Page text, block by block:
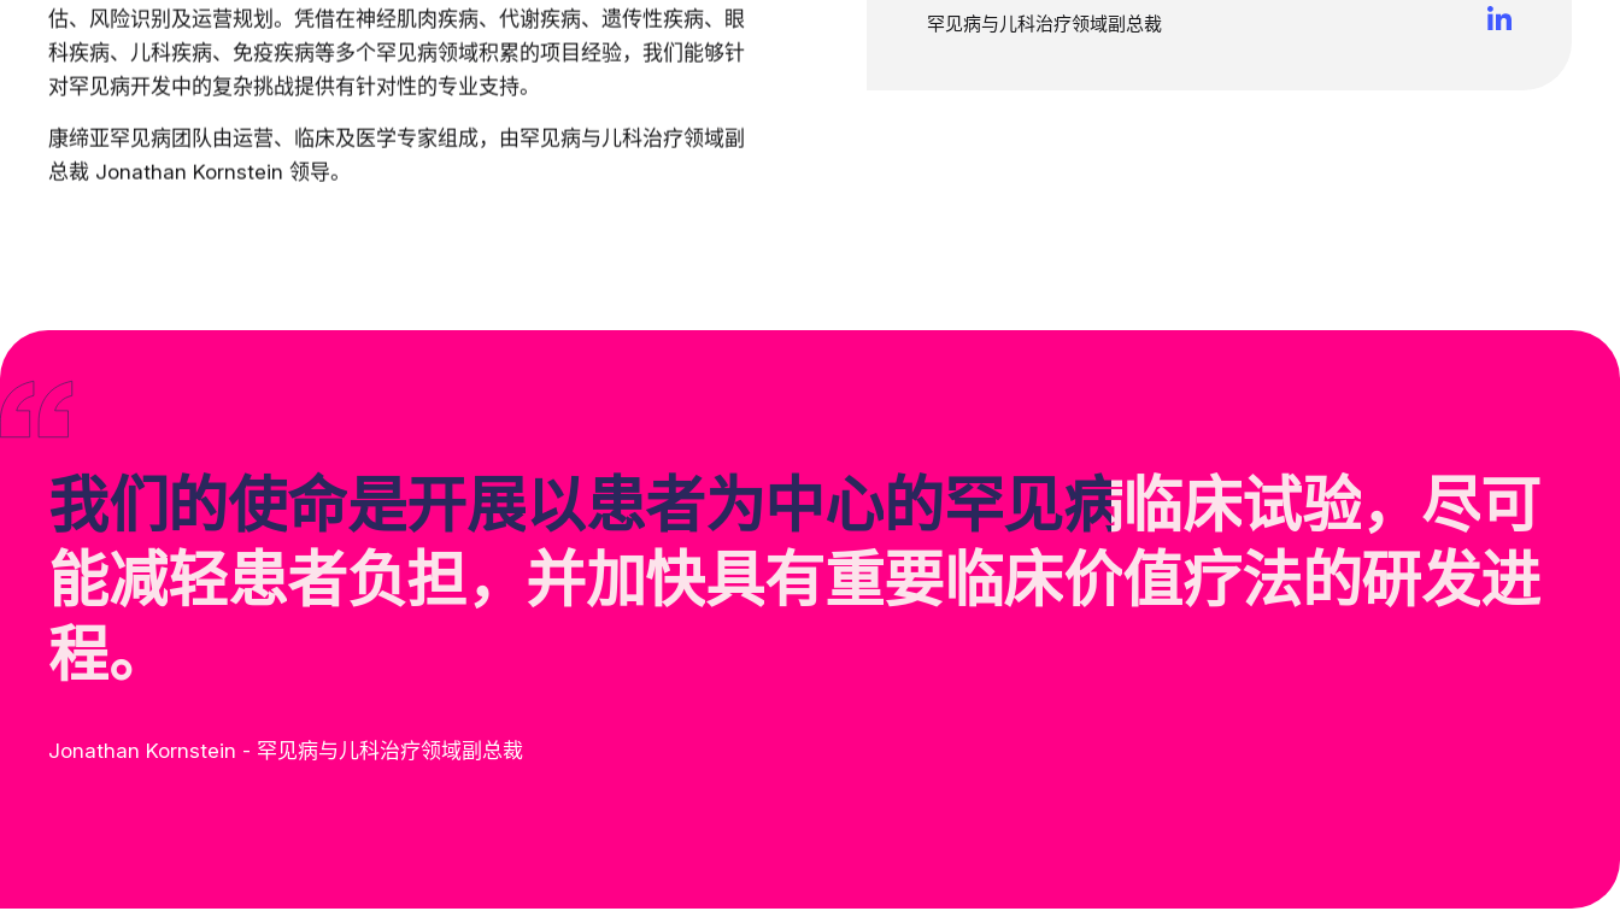
估、风险识别及运营规划。凭借在神经肌肉疾病、代谢疾病、遗传性疾病、眼
科疾病、儿科疾病、免疫疾病等多个罕见病领域积累的项目经验，我们能够针
对罕见病开发中的复杂挑战提供有针对性的专业支持。
康缔亚罕见病团队由运营、临床及医学专家组成，由罕见病与儿科治疗领域副
总裁 Jonathan Kornstein 领导。
罕见病与儿科治疗领域副总裁
我们的使命是开展以患者为中心的罕见病临床试验， 尽可
能减轻患者负担， 并加快具有重要临床价值疗法的研发进
程。
Jonathan Kornstein - 罕见病与儿科治疗领域副总裁